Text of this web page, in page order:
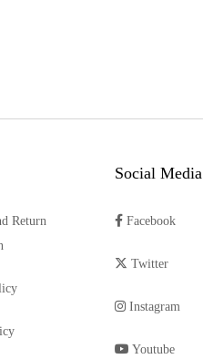
Return
Social Media
Facebook
Twitter
Instagram
Youtube